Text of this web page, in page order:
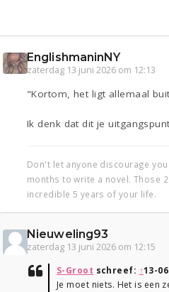
EnglishmaninNY
zaterdag 13 juni 2026 om 12:13
"Kortom, het ligt allemaal
Ik denk dat dit je
Don't let anyone discourage
months to write a novel. Those
incredible 5 years of your life.
Nieuweling93
zaterdag 13 juni 2026 om 12:15
S-Groot schreef: ↑13-
Je moet niets. Het is een